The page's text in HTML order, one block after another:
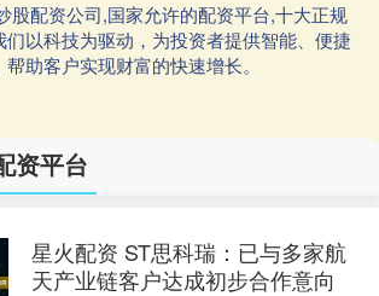
股配资公司,国家允许的配资平台,十大正规
以科技为驱动，为投资者提供智能、便捷
助客户实现财富的快速增长。
资平台
星火配资 ST思科瑞：已与多家航
天产业链客户达成初步合作意向